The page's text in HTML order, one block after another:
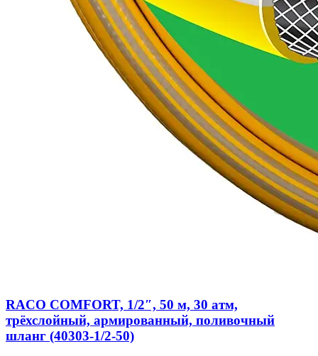
RACO COMFORT, 1/2″, 50 м, 30 атм,
трёхслойный, армированный, поливочный
шланг (40303-1/2-50)